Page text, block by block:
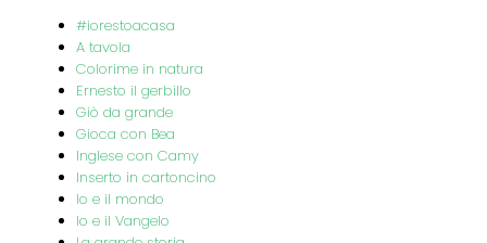
#iorestoacasa
A tavola
Colorime in natura
Ernesto il gerbillo
Giò da grande
Gioca con Bea
Inglese con Camy
Inserto in cartoncino
Io e il mondo
Io e il Vangelo